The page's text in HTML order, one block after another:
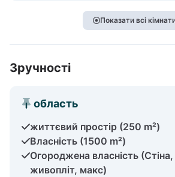
Показати всі
Зручності
область
життєвий простір (250 m²)
Власність (1500 m²)
Огороджена власність (Стіна,
живопліт, макс)